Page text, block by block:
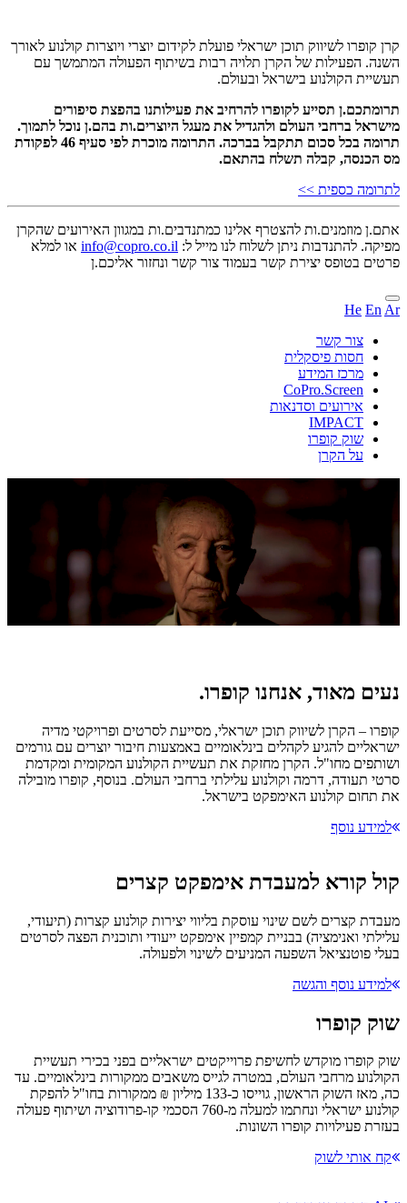
קרן קופרו לשיווק תוכן ישראלי פועלת לקידום יוצרי ויוצרות קולנוע לאורך
השנה. הפעילות של הקרן תלויה רבות בשיתוף הפעולה המתמשך עם
תעשיית הקולנוע בישראל ובעולם.
תרומתכם.ן תסייע לקופרו להרחיב את פעילותנו בהפצת סיפורים
מישראל ברחבי העולם ולהגדיל את מעגל היוצרים.ות בהם.ן נוכל לתמוך.
תרומה בכל סכום תתקבל בברכה. התרומה מוכרת לפי סעיף 46 לפקודת
מס הכנסה, קבלה תשלח בהתאם.
לתרומה כספית >>
אתם.ן מוזמנים.ות להצטרף אלינו כמתנדבים.ות במגוון האירועים שהקרן
מפיקה. להתנדבות ניתן לשלוח לנו מייל ל: info@copro.co.il או למלא
פרטים בטופס יצירת קשר בעמוד צור קשר ונחזור אליכם.ן
He En Ar
צור קשר
חסות פיסקלית
מרכז המידע
CoPro.Screen
אירועים וסדנאות
IMPACT
שוק קופרו
על הקרן
נעים מאוד, אנחנו קופרו.
קופרו – הקרן לשיווק תוכן ישראלי, מסייעת לסרטים ופרויקטי מדיה
ישראליים להגיע לקהלים בינלאומיים באמצעות חיבור יוצרים עם גורמים
ושותפים מחו"ל. הקרן מחזקת את תעשיית הקולנוע המקומית ומקדמת
סרטי תעודה, דרמה וקולנוע עלילתי ברחבי העולם. בנוסף, קופרו מובילה
את תחום קולנוע האימפקט בישראל.
למידע נוסף
קול קורא למעבדת אימפקט קצרים
מעבדת קצרים לשם שינוי עוסקת בליווי יצירות קולנוע קצרות (תיעודי,
עלילתי ואנימציה) בבניית קמפיין אימפקט ייעודי ותוכנית הפצה לסרטים
בעלי פוטנציאל השפעה המניעים לשינוי ולפעולה.
למידע נוסף והגשה
שוק קופרו
שוק קופרו מוקדש לחשיפת פרוייקטים ישראליים בפני בכירי תעשיית
הקולנוע מרחבי העולם, במטרה לגייס משאבים ממקורות בינלאומיים. עד
כה, מאז השוק הראשון, גוייסו כ-133 מיליון ₪ ממקורות בחו"ל להפקת
קולנוע ישראלי ונחתמו למעלה מ-760 הסכמי קו-פרודוציה ושיתוף פעולה
בעזרת פעילויות קופרו השונות.
קח אותי לשוק